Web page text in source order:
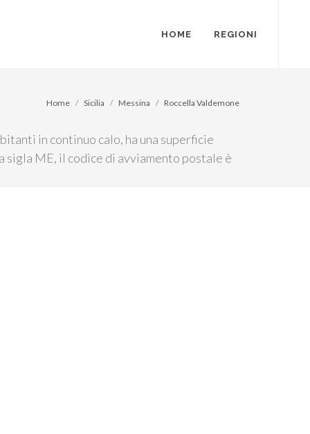
HOME REGIONI
in continuo calo, ha una superficie
sigla ME, il codice di avviamento postale è
Home Sicilia Messina Roccella Valdemone